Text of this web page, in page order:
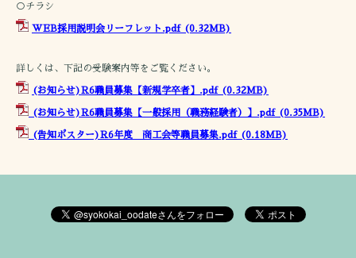
○チラシ
WEB採用説明会リーフレット.pdf(0.32MB)
詳しくは、下記の受験案内等をご覧ください。
(お知らせ)R6職員募集【新規学卒者】.pdf(0.32MB)
(お知らせ)R6職員募集【一般採用（職務経験者）】.pdf(0.35MB)
(告知ポスター)R6年度 商工会等職員募集.pdf(0.18MB)